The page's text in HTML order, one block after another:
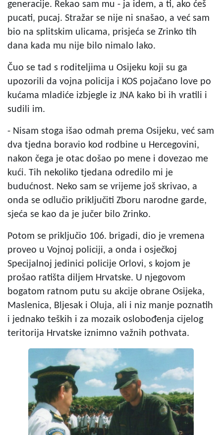
generacije. Rekao sam mu - ja idem, a ti, ako ćeš
pucati, pucaj. Stražar se nije ni snašao, a već sam
bio na splitskim ulicama, prisjeća se Zrinko tih
dana kada mu nije bilo nimalo lako.
Čuo se tad s roditeljima u Osijeku koji su ga
upozorili da vojna policija i KOS pojačano love po
kućama mladiće izbjegle iz JNA kako bi ih vratili i
sudili im.
- Nisam stoga išao odmah prema Osijeku, već sam
dva tjedna boravio kod rodbine u Hercegovini,
nakon čega je otac došao po mene i dovezao me
kući. Tih nekoliko tjedana odredilo mi je
budućnost. Neko sam se vrijeme još skrivao, a
onda se odlučio priključiti Zboru narodne garde,
sjeća se kao da je jučer bilo Zrinko.
Potom se priključio 106. brigadi, dio je vremena
proveo u Vojnoj policiji, a onda i osječkoj
Specijalnoj jedinici policije Orlovi, s kojom je
prošao ratišta diljem Hrvatske. U njegovom
bogatom ratnom putu su akcije obrane Osijeka,
Maslenica, Bljesak i Oluja, ali i niz manje poznatih
i jednako teških i za mozaik oslobođenja cijelog
teritorija Hrvatske iznimno važnih pothvata.